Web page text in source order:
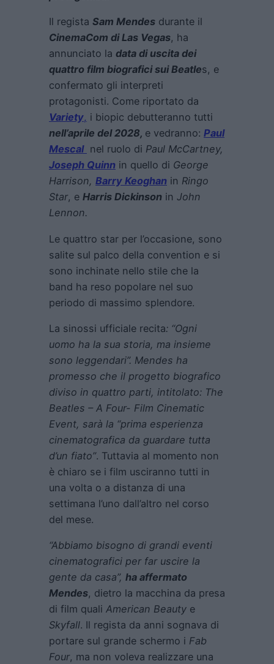
Il regista Sam Mendes durante il
CinemaCom di Las Vegas, ha
annunciato la data di uscita dei
quattro film biografici sui Beatles, e
confermato gli interpreti
protagonisti. Come riportato da
Variety, i biopic debutteranno tutti
nell’aprile del 2028, e vedranno: Paul
Mescal nel ruolo di Paul McCartney,
Joseph Quinn in quello di George
Harrison, Barry Keoghan in Ringo
Star, e Harris Dickinson in John
Lennon.
Le quattro star per l’occasione, sono
salite sul palco della convention e si
sono inchinate nello stile che la
band ha reso popolare nel suo
periodo di massimo splendore.
La sinossi ufficiale recita: “Ogni
uomo ha la sua storia, ma insieme
sono leggendari”. Mendes ha
promesso che il progetto biografico
diviso in quattro parti, intitolato: The
Beatles – A Four- Film Cinematic
Event, sarà la “prima esperienza
cinematografica da guardare tutta
d’un fiato”. Tuttavia al momento non
è chiaro se i film usciranno tutti in
una volta o a distanza di una
settimana l’uno dall’altro nel corso
del mese.
“Abbiamo bisogno di grandi eventi
cinematografici per far uscire la
gente da casa”, ha affermato
Mendes, dietro la macchina da presa
di film quali American Beauty e
Skyfall. Il regista da anni sognava di
portare sul grande schermo i Fab
Four, ma non voleva realizzare una